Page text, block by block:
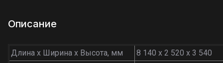
Описание
Длина х Ширина х Высота, мм
8 140 х 2 520 х 3 540